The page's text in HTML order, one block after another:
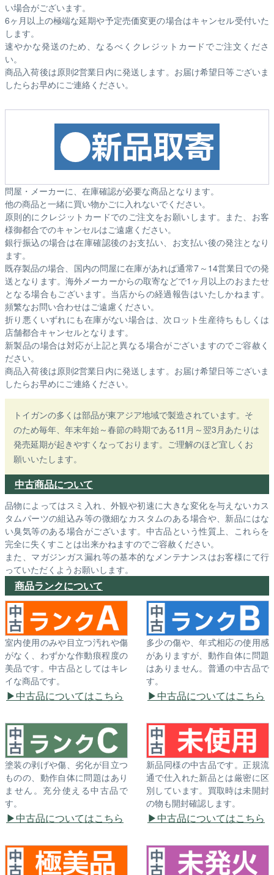
い場合がございます。
6ヶ月以上の極端な延期や予定売価変更の場合はキャンセル受付いた
します。
速やかな発送のため、なるべくクレジットカードでご注文くださ
い。
商品入荷後は原則2営業日内に発送します。お届け希望日等ございま
したらお早めにご連絡ください。
問屋・メーカーに、在庫確認が必要な商品となります。
他の商品と一緒に買い物かごに入れないでください。
原則的にクレジットカードでのご注文をお願いします。また、お客
様御都合でのキャンセルはご遠慮ください。
銀行振込の場合は在庫確認後のお支払い、お支払い後の発注となり
ます。
既存製品の場合、国内の問屋に在庫があれば通常7～14営業日での発
送となります。海外メーカーからの取寄などで1ヶ月以上のおまたせ
となる場合もございます。 当店からの経過報告はいたしかねます。
頻繁なお問い合わせはご遠慮ください。
折り悪くいずれにも在庫がない場合は、次ロット生産待ちもしくは
店舗都合キャンセルとなります。
新製品の場合は対応が上記と異なる場合がございますのでご容赦く
ださい。
商品入荷後は原則2営業日内に発送します。お届け希望日等ございま
したらお早めにご連絡ください。
トイガンの多くは部品が東アジア地域で製造されています。そ
のため毎年、年末年始～春節の時期である11月～翌3月あたりは
発売延期が起きやすくなっております。ご理解のほど宜しくお
願いいたします。
中古商品について
品物によってはスミ入れ、外観や初速に大きな変化を与えないカス
タムパーツの組込み等の微細なカスタムのある場合や、新品にはな
い臭気等のある場合がございます。中古品という性質上、これらを
完全に失くすことは出来かねますのでご容赦ください。
また、マガジンガス漏れ等の基本的なメンテナンスはお客様にて行
っていただくようお願いします。
商品ランクについて
室内使用のみや目立つ汚れや傷
がなく、わずかな作動痕程度の
美品です。中古品としてはキレ
イな商品です。
中古品についてはこちら
多少の傷や、年式相応の使用感
がありますが、動作自体に問題
はありません。普通の中古品で
す。
中古品についてはこちら
塗装の剥げや傷、劣化が目立つ
ものの、動作自体に問題はあり
ません。充分使える中古品で
す。
中古品についてはこちら
新品同様の中古品です。正規流
通で仕入れた新品とは厳密に区
別しています。買取時は未開封
の物も開封確認します。
中古品についてはこちら